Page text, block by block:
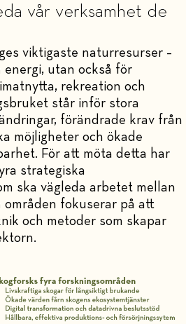
vår verksamhet de
viktigaste naturresurser –
utan också för
rekreation och
står inför stora
förändrade krav från
möjligheter och ökade
För att möta detta har
strategiska
ska vägleda arbetet mellan
områden fokuserar på att
och metoder som skapar